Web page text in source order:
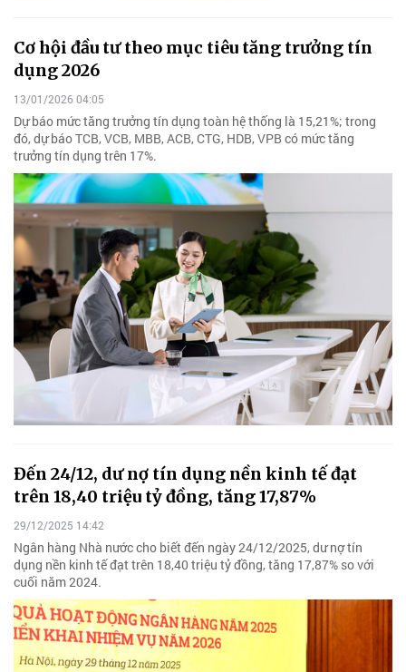
Cơ hội đầu tư theo mục tiêu tăng trưởng tín
dụng 2026
13/01/2026 04:05
Dự báo mức tăng trưởng tín dụng toàn hệ thống là 15,21%; trong
đó, dự báo TCB, VCB, MBB, ACB, CTG, HDB, VPB có mức tăng
trưởng tín dụng trên 17%.
Đến 24/12, dư nợ tín dụng nền kinh tế đạt
trên 18,40 triệu tỷ đồng, tăng 17,87%
29/12/2025 14:42
Ngân hàng Nhà nước cho biết đến ngày 24/12/2025, dư nợ tín
dụng nền kinh tế đạt trên 18,40 triệu tỷ đồng, tăng 17,87% so với
cuối năm 2024.